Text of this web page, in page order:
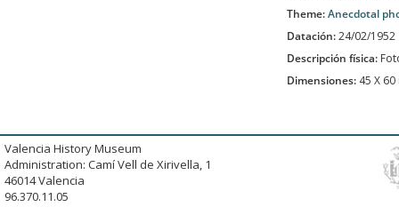
Theme:Anecdotal
Datación:24/02/1952
Descripción física:
Dimensiones: 45 X
Valencia History Museum
Administration: Camí Vell de Xirivella, 1
46014 Valencia
96.370.11.05